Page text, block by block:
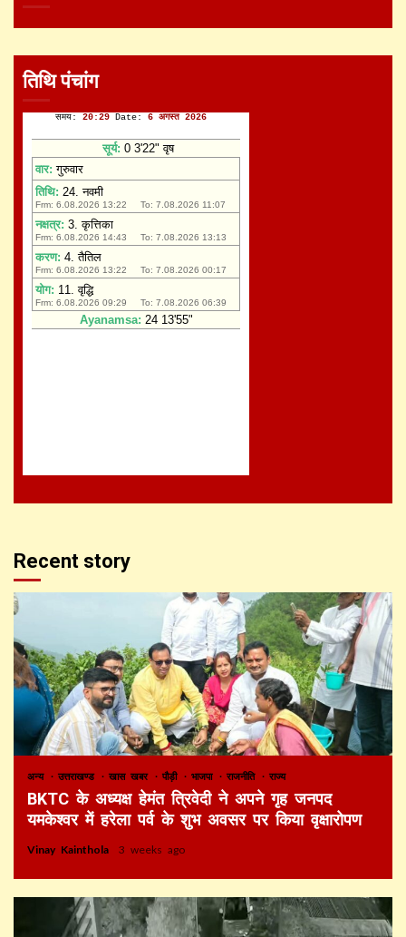
तिथि पंचांग
Recent story
अन्य उत्तराखण्ड खास खबर पौड़ी भाजपा राजनीति राज्य
BKTC के अध्यक्ष हेमंत त्रिवेदी ने अपने गृह जनपद
यमकेश्वर में हरेला पर्व के शुभ अवसर पर किया वृक्षारोपण
Vinay Kainthola 3 weeks ago